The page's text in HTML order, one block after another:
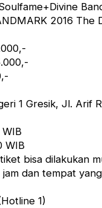
2016 The
1 Gresik, Jl. Arif
WIB
WIB
bisa dilakukan
dan tempat
1)